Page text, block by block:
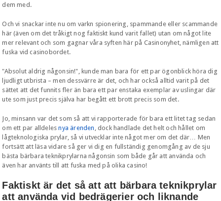
dem med.
Och vi snackar inte nu om varkn spionering, spammande eller scammande
här (även om det tråkigt nog faktiskt kund varit fallet) utan om något lite
mer relevant och som gagnar våra syften här på Casinonyhet, nämligen att
fuska vid casinobordet.
"Absolut aldrig någonsin!", kunde man bara för ett par ögonblick höra dig
ljudligt utbrista – men dessvärre är det, och har också alltid varit på det
sättet att det funnits fler än bara ett par enstaka exemplar av uslingar där
ute som just precis själva har begått ett brott precis som det.
Jo, minsann var det som så att vi rapporterade för bara ett litet tag sedan
om ett par alldelesnya ärenden , dock handlade det helt och hållet om
lågteknologiska prylar, så vi utvecklar inte något mer om det där… Men
fortsätt att läsa vidare så ger vi dig en fullständig genomgång av de sju
bästa bärbara teknikprylarna någonsin som både går att använda och
även har använts till att fuska med på olika casino!
Faktiskt är det så att att bärbara teknikprylar
att använda vid bedrägerier och liknande